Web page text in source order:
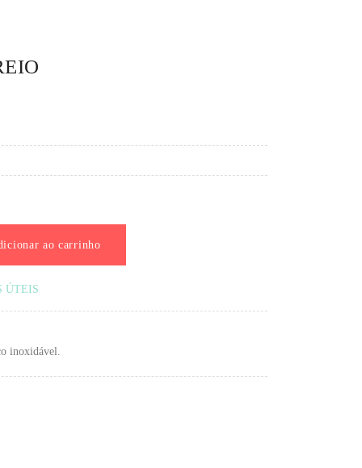
ao carrinho
ÚTEIS
inoxidável.